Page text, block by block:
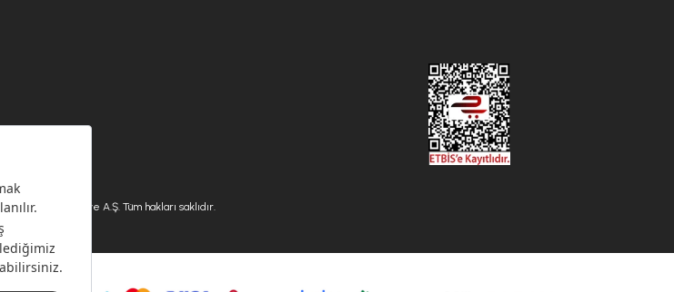
Karaca Züccaciye A.Ş. Tüm hakları saklıdır.